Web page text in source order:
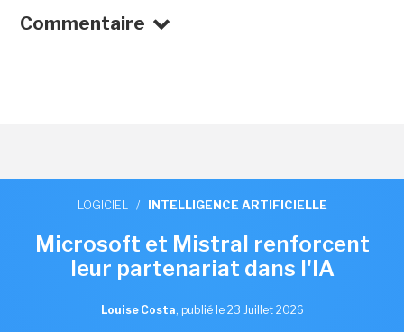
Commentaire
LOGICIEL / INTELLIGENCE ARTIFICIELLE
Microsoft et Mistral renforcent
leur partenariat dans l'IA
Louise Costa, publié le 23 Juillet 2026